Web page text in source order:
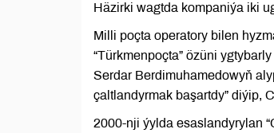
Häzirki wagtda kompaniýa iki
Milli poçta operatory bilen
“Türkmenpoçta” özüni
Serdar Berdimuhamedowyň
çaltlandyrmak başartdy” diýip,
2000-nji ýylda esaslandyrylan